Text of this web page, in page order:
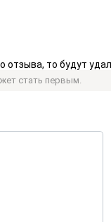
отзыва, то будут
стать первым.